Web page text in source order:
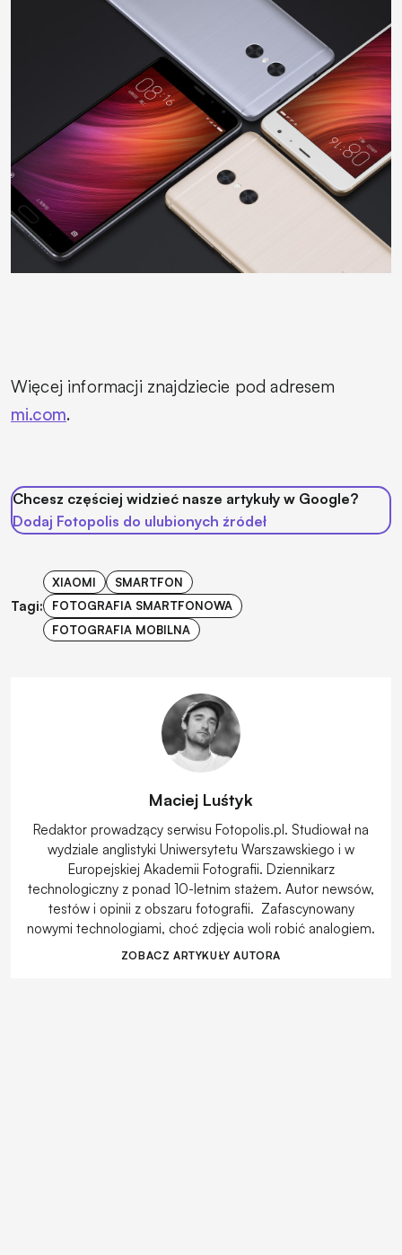
Więcej informacji znajdziecie pod adresem
mi.com.
Chcesz częściej widzieć nasze artykuły w Google?
Dodaj Fotopolis do ulubionych źródeł
Tagi:
XIAOMI
SMARTFON
FOTOGRAFIA SMARTFONOWA
FOTOGRAFIA MOBILNA
Maciej Luśtyk
Redaktor prowadzący serwisu Fotopolis.pl. Studiował na
wydziale anglistyki Uniwersytetu Warszawskiego i w
Europejskiej Akademii Fotografii. Dziennikarz
technologiczny z ponad 10-letnim stażem. Autor newsów,
testów i opinii z obszaru fotografii. Zafascynowany
nowymi technologiami, choć zdjęcia woli robić analogiem.
ZOBACZ ARTYKUŁY AUTORA